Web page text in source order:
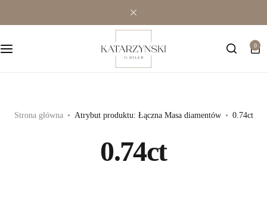
0
Strona główna Atrybut produktu: Łączna Masa diamentów 0.74ct
0.74ct
Premium
Naszyjniki